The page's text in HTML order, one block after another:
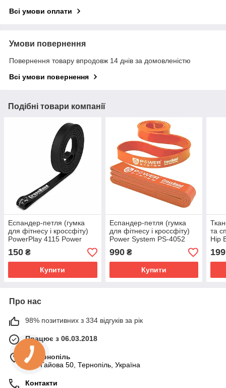
Всі умови оплати
Умови повернення
Повернення товару впродовж 14 днів за домовленістю
Всі умови повернення
Подібні товари компанії
Еспандер-петля (гумка
для фітнесу і кроссфіту)
PowerPlay 4115 Power
Band Чорна (2-7kg)
150 ₴
Купити
Еспандер-петля (гумка
для фітнесу і кроссфіту)
Power System PS-4052
CrossFit Level 2 Orange
(опір 10-35 кг)
990₴
Купити
та
Hip
199
Про нас
98% позитивних з 334 відгуків за рік
Працює з 06.03.2018
м. Тернопіль
вул. Гайова 50, Тернопіль, Україна
Контакти